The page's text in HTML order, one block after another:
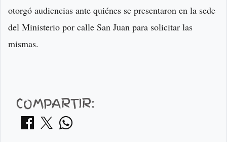
otorgó audiencias ante quiénes se presentaron en la sede
del Ministerio por calle San Juan para solicitar las
mismas.
COMPARTIR: